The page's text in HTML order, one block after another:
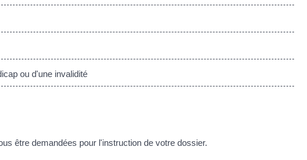
ou d'une invalidité
être demandées pour l'instruction de votre dossier.